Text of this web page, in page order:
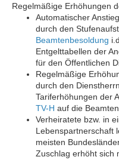
Regelmäßige Erhöhungen
Automatischer
durch den
Beamtenbesoldung
Entgelttabellen der
für den Öffentlichen
Regelmäßige
durch den
Tariferhöhungen der
TV-H auf die
Verheiratete bzw. in
Lebenspartnerschaft
meisten
Zuschlag erhöht sich